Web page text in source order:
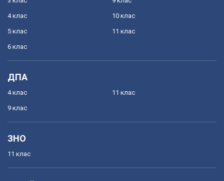
4 клас
5 клас
6 клас
10 клас
11 клас
ДПА
4 клас
9 клас
11 клас
ЗНО
11 клас